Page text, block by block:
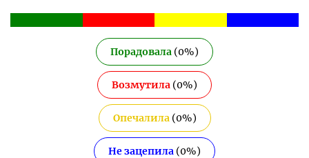
Порадовала (0%)
Возмутила (0%)
Опечалила(0%)
Не зацепила (0%)